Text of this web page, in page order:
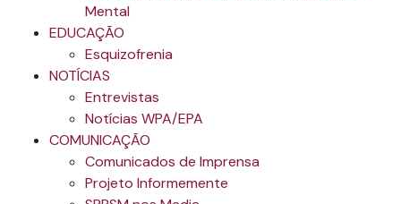
Mental
EDUCAÇÃO
Esquizofrenia
NOTÍCIAS
Entrevistas
Notícias WPA/EPA
COMUNICAÇÃO
Comunicados de Imprensa
Projeto Informemente